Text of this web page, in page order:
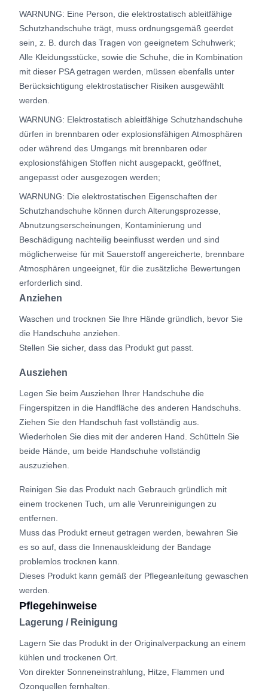
WARNUNG: Eine Person, die elektrostatisch ableitfähige
Schutzhandschuhe trägt, muss ordnungsgemäß geerdet
sein, z. B. durch das Tragen von geeignetem Schuhwerk;
Alle Kleidungsstücke, sowie die Schuhe, die in Kombination
mit dieser PSA getragen werden, müssen ebenfalls unter
Berücksichtigung elektrostatischer Risiken ausgewählt
werden.
WARNUNG: Elektrostatisch ableitfähige Schutzhandschuhe
dürfen in brennbaren oder explosionsfähigen Atmosphären
oder während des Umgangs mit brennbaren oder
explosionsfähigen Stoffen nicht ausgepackt, geöffnet,
angepasst oder ausgezogen werden;
WARNUNG: Die elektrostatischen Eigenschaften der
Schutzhandschuhe können durch Alterungsprozesse,
Abnutzungserscheinungen, Kontaminierung und
Beschädigung nachteilig beeinflusst werden und sind
möglicherweise für mit Sauerstoff angereicherte, brennbare
Atmosphären ungeeignet, für die zusätzliche Bewertungen
erforderlich sind.
Anziehen
Waschen und trocknen Sie Ihre Hände gründlich, bevor Sie
die Handschuhe anziehen.
Stellen Sie sicher, dass das Produkt gut passt.
Ausziehen
Legen Sie beim Ausziehen Ihrer Handschuhe die
Fingerspitzen in die Handfläche des anderen Handschuhs.
Ziehen Sie den Handschuh fast vollständig aus.
Wiederholen Sie dies mit der anderen Hand. Schütteln Sie
beide Hände, um beide Handschuhe vollständig
auszuziehen.
Reinigen Sie das Produkt nach Gebrauch gründlich mit
einem trockenen Tuch, um alle Verunreinigungen zu
entfernen.
Muss das Produkt erneut getragen werden, bewahren Sie
es so auf, dass die Innenauskleidung der Bandage
problemlos trocknen kann.
Dieses Produkt kann gemäß der Pflegeanleitung gewaschen
werden.
Pflegehinweise
Lagerung / Reinigung
Lagern Sie das Produkt in der Originalverpackung an einem
kühlen und trockenen Ort.
Von direkter Sonneneinstrahlung, Hitze, Flammen und
Ozonquellen fernhalten.